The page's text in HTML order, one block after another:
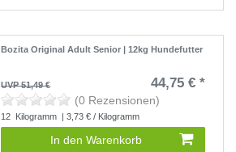
Bozita Original Adult Senior | 12kg Hundefutter
UVP 51,49 € 44,75 € *
(0 Rezensionen)
12 Kilogramm | 3,73 € / Kilogramm
In den Warenkorb